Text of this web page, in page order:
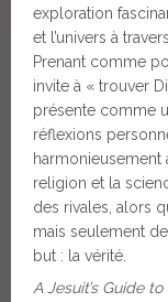
exploration
et l’univers à
Prenant comme
invite à « trouver
présente comme
réflexions
harmonieusement
religion et la
des rivales, alors
mais seulement
but : la vérité.
A Jesuit’s Guide